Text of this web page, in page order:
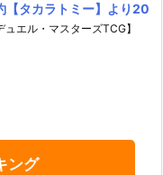
【タカラトミー】より20
ュエル・マスターズTCG】
ング